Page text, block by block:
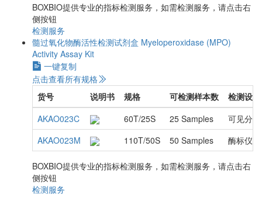
BOXBIO提供专业的指标检测服务，如需检测服务，请点击右
侧按钮
检测服务
髓过氧化物酶活性检测试剂盒 Myeloperoxidase (MPO)
Activity Assay Kit
一键复制
点击查看所有规格
货号
说明书 规格 可检测样本数
检测设备
AKAO023C
60T/25S 25 Samples
可见分
AKAO023M
110T/50S 50 Samples 酶标仪
BOXBIO提供专业的指标检测服务，如需检测服务，请点击右
侧按钮
检测服务